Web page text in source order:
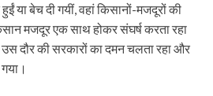
या बेच दी गयीं, वहां किसानों-मजदूरों की
मजदूर एक साथ होकर संघर्ष करता रहा
उस दौर की सरकारों का दमन चलता रहा और